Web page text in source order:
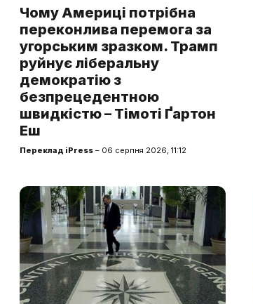
Чому Америці потрібна
переконлива перемога за
угорським зразком. Трамп
руйнує ліберальну
демократію з
безпрецедентною
швидкістю – Тімоті Ґартон
Еш
Переклад iPress– 06 серпня 2026, 11:12